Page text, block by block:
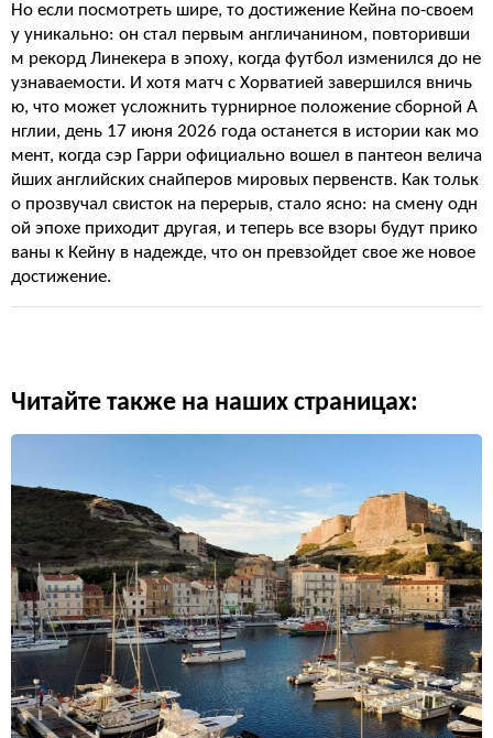
Но если посмотреть шире, то достижение Кейна по-своем
у уникально: он стал первым англичанином, повторивши
м рекорд Линекера в эпоху, когда футбол изменился до не
узнаваемости. И хотя матч с Хорватией завершился вничь
ю, что может усложнить турнирное положение сборной А
нглии, день 17 июня 2026 года останется в истории как мо
мент, когда сэр Гарри официально вошел в пантеон велича
йших английских снайперов мировых первенств. Как тольк
о прозвучал свисток на перерыв, стало ясно: на смену одн
ой эпохе приходит другая, и теперь все взоры будут прико
ваны к Кейну в надежде, что он превзойдет свое же новое
достижение.
Читайте также на наших страницах: